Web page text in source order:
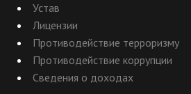
Устав
Лицензии
Противодействие терроризму
Противодействие коррупции
Сведения о доходах